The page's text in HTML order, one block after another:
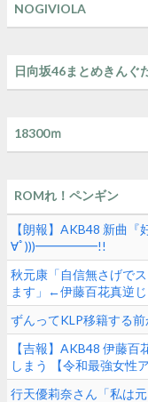
NOGIVIOLA
日向坂46まとめきんぐ
18300ｍ
ROMれ！ペンギン
【朗報】AKB48 新曲
∀ﾟ)))━━━━━!!
秋元康「自信無さげで
ます」←伊藤百花真逆じ
ずんってKLP移籍する
【吉報】AKB48 伊藤
しまう 【令和最強女性
行天優莉奈さん「私は